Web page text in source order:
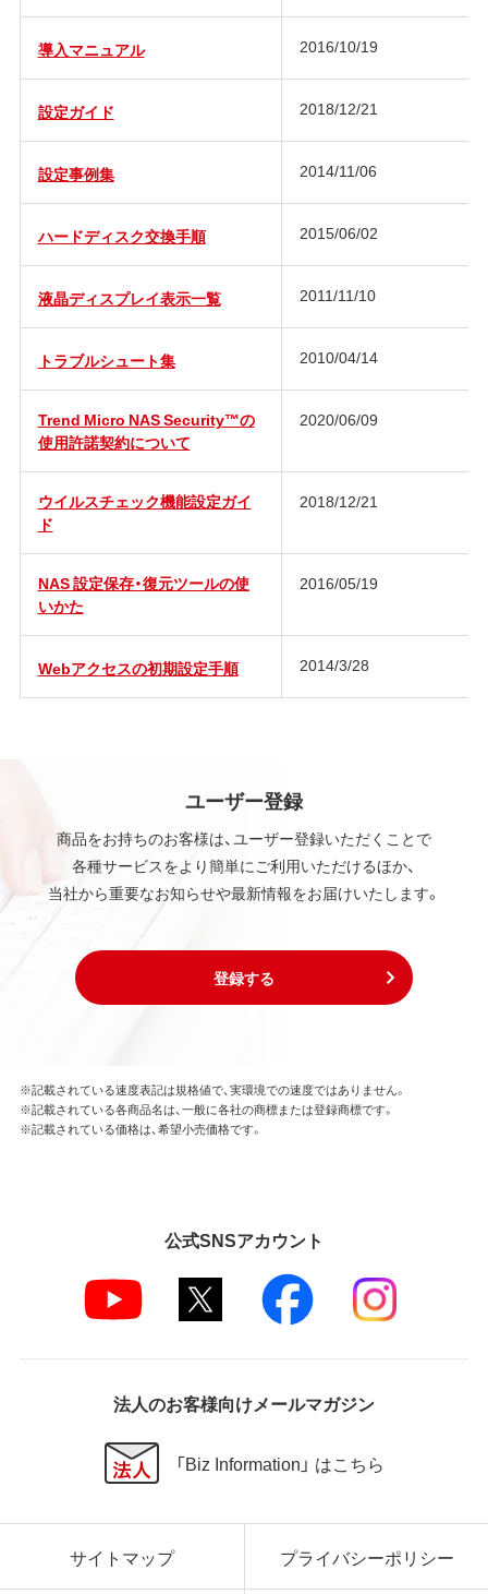
導入マニュアル 2016/10/19
設定ガイド 2018/12/21
設定事例集 2014/11/06
ハードディスク交換手順 2015/06/02
液晶ディスプレイ表示一覧 2011/11/10
トラブルシュート集 2010/04/14
Trend Micro NAS Security™の
使用許諾契約について
2020/06/09
ウイルスチェック機能設定ガイ
ド
2018/12/21
NAS 設定保存・復元ツールの使
いかた
2016/05/19
Webアクセスの初期設定手順 2014/3/28
ユーザー登録
商品をお持ちのお客様は、ユーザー登録いただくことで
各種サービスをより簡単にご利用いただけるほか、
当社から重要なお知らせや最新情報をお届けいたします。
登録する
※記載されている速度表記は規格値で、実環境での速度ではありません。
※記載されている各商品名は、一般に各社の商標または登録商標です。
※記載されている価格は、希望小売価格です。
公式SNSアカウント
法人のお客様向けメールマガジン
「Biz Information」 はこちら
サイトマップ プライバシーポリシー